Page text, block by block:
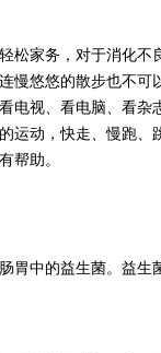
家务，对于消化不
慢悠悠的散步也不
电视、看电脑、看
运动，快走、慢跑
帮助。
中的益生菌。益生